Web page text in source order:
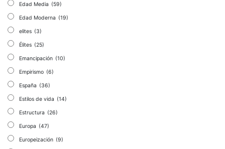
Edad Media (59)
Edad Moderna (19)
elites (3)
Élites (25)
Emancipación (10)
Empirismo (6)
España (36)
Estilos de vida (14)
Estructura (26)
Europa (47)
Europeización (9)